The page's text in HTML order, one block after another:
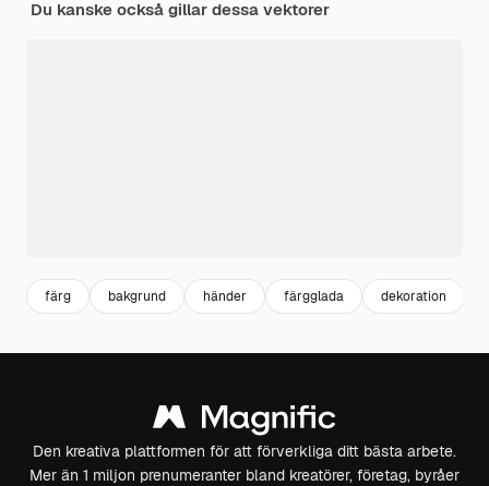
Du kanske också gillar dessa vektorer
färg bakgrund händer färgglada dekoration
Den kreativa plattformen för att förverkliga ditt bästa arbete.
Mer än 1 miljon prenumeranter bland kreatörer, företag, byråer